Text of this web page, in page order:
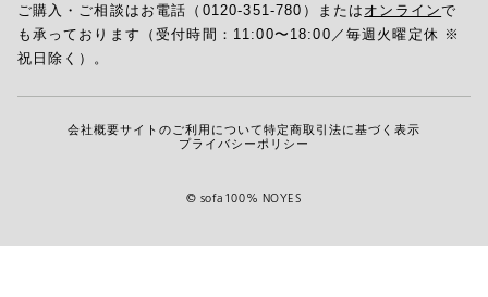
ご購入・ご相談はお電話（0120-351-780）または オンラインで
も承っております（受付時間：11:00〜18:00／毎週火曜定休 ※
祝日除く）。
© sofa100% NOYES
会社概要サイトのご利用について特定商取引法に基づく表示
プライバシーポリシー